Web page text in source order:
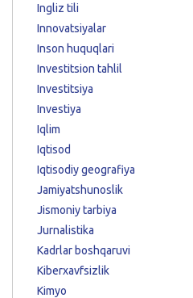
Ingliz tili
Innovatsiyalar
Inson huquqlari
Investitsion tahlil
Investitsiya
Investiya
Iqlim
Iqtisod
Iqtisodiy geografiya
Jamiyatshunoslik
Jismoniy tarbiya
Jurnalistika
Kadrlar boshqaruvi
Kiberxavfsizlik
Kimyo